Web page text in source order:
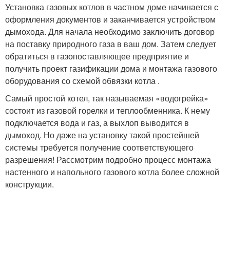
Установка газовых котлов в частном доме начинается с
оформления документов и заканчивается устройством
дымохода. Для начала необходимо заключить договор
на поставку природного газа в ваш дом. Затем следует
обратиться в газопоставляющее предприятие и
получить проект газификации дома и монтажа газового
оборудования со схемой обвязки котла .
Самый простой котел, так называемая «водогрейка»
состоит из газовой горелки и теплообменника. К нему
подключается вода и газ, а выхлоп выводится в
дымоход. Но даже на установку такой простейшей
системы требуется получение соответствующего
разрешения! Рассмотрим подробно процесс монтажа
настенного и напольного газового котла более сложной
конструкции.